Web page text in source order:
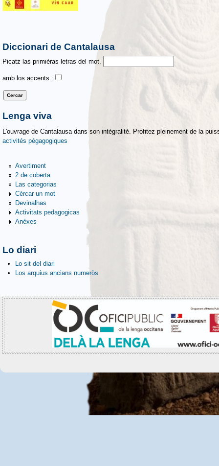
Diccionari de Cantalausa
Picatz las primièras letras del mot.
amb los accents :
Lenga viva
L'ouvrage de Cantalausa dans son intégralité. Profitez pleinement de la
activités pégagogiques
Avertiment
2 de coberta
Las categorias
Cèrcar un mot
Devinalhas
Activitats pedagogicas
Anèxes
Lo diari
Lo sit del diari
Los arquius ancians numeròs